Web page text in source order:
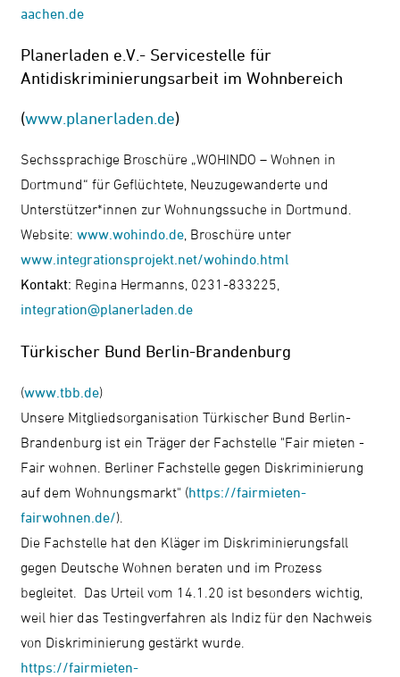
aachen.de
Planerladen e.V.- Servicestelle für
Antidiskriminierungsarbeit im Wohnbereich
(www.planerladen.de)
Sechssprachige Broschüre „WOHINDO – Wohnen in
Dortmund“ für Geflüchtete, Neuzugewanderte und
Unterstützer*innen zur Wohnungssuche in Dortmund.
Website:www.wohindo.de , Broschüre unter
www.integrationsprojekt.net/wohindo.html
Kontakt: Regina Hermanns, 0231-833225,
integration@planerladen.de
Türkischer Bund Berlin-Brandenburg
(www.tbb.de)
Unsere Mitgliedsorganisation Türkischer Bund Berlin-
Brandenburg ist ein Träger der Fachstelle "Fair mieten -
Fair wohnen. Berliner Fachstelle gegen Diskriminierung
auf dem Wohnungsmarkt" (https://fairmieten-
fairwohnen.de/).
Die Fachstelle hat den Kläger im Diskriminierungsfall
gegen Deutsche Wohnen beraten und im Prozess
begleitet. Das Urteil vom 14.1.20 ist besonders wichtig,
weil hier das Testingverfahren als Indiz für den Nachweis
von Diskriminierung gestärkt wurde.
https://fairmieten-